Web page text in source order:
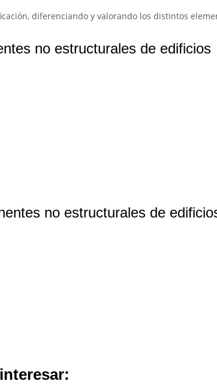
diferenciando y valorando los distintos
no estructurales de edificios
no estructurales de